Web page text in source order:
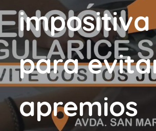
impositiva
para
apremios